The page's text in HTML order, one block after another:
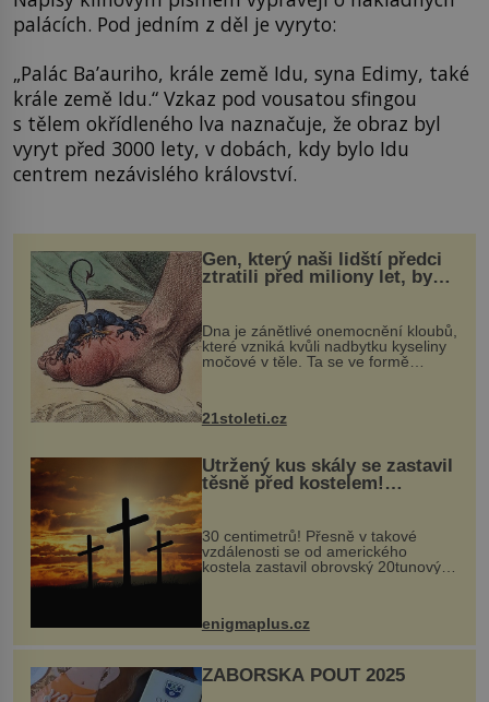
palácích. Pod jedním z děl je vyryto:
„Palác Ba’auriho, krále země Idu, syna Edimy, také
krále země Idu.“ Vzkaz pod vousatou sfingou
s tělem okřídleného lva naznačuje, že obraz byl
vyryt před 3000 lety, v dobách, kdy bylo Idu
centrem nezávislého království.
Gen, který naši lidští předci
ztratili před miliony let, by
mohl pomoci s léčbou
„nemoci králů“
Dna je zánětlivé onemocnění kloubů,
které vzniká kvůli nadbytku kyseliny
močové v těle. Ta se ve formě
nohou, a způsobuje bole...
21stoleti.cz
Utržený kus skály se zastavil
těsně před kostelem!
Ochránila ho boží síla?
30 centimetrů! Přesně v takové
vzdálenosti se od amerického
kostela zastavil obrovský 20tunový
...
enigmaplus.cz
ZÁBOŘSKÁ POUŤ 2025